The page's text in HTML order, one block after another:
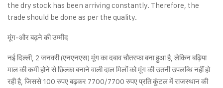
the dry stock has been arriving constantly. Therefore, the
trade should be done as per the quality.
मूंग-और बढ़ने की उम्मीद
नई दिल्ली, 2 जनवरी (एनएनएस) मूंग का दबाव चौतरफा बना हुआ है, लेकिन बढ़िया
माल की कमी होने से छिल्का बनाने वाली दाल मिलों को मूंग की उतनी उपलब्धि नहीं हो
रही है, जिससे 100 रुपए बढ़कर 7700/7700 रुपए प्रति कुंटल में राजस्थान की